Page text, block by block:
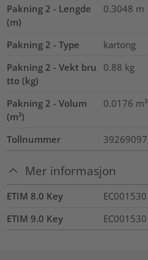
Pakning 2 - Lengde
(m)
0.3048 m
Pakning 2 - Type
kartong
Pakning 2 - Vekt bru
tto (kg)
0.88 kg
Pakning 2 - Volum
(m³)
0.0176 m³
Tollnummer 39269097
Mer informasjon
ETIM 8.0 Key
EC001530
ETIM 9.0 Key
EC001530